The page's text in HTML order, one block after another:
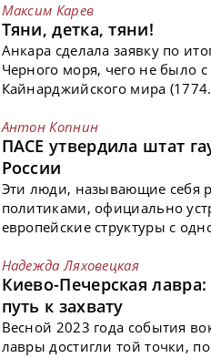
Максим Карев
Тяни, детка, тяни!
Анкара сделала заявку по
Черного моря, чего не было
Кайнарджийского мира
Антон Копнин
ПАСЕ утвердила штат
России
Эти люди, называющие себя
политиками, официально
европейские структуры с
Надежда Ляховецкая
Киево-Печерская
путь к захвату
Весной 2023 года события
лавры достигли той точки,